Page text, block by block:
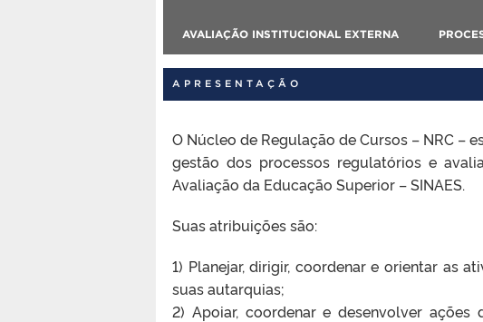
AVALIAÇÃO INSTITUCIONAL EXTERNA
APRESENTAÇÃO
O Núcleo de Regulação de Cursos – NRC –
gestão dos processos regulatórios e
Avaliação da Educação Superior – SINAES.
Suas atribuições são:
1) Planejar, dirigir, coordenar e orientar as
suas autarquias;
2) Apoiar, coordenar e desenvolver